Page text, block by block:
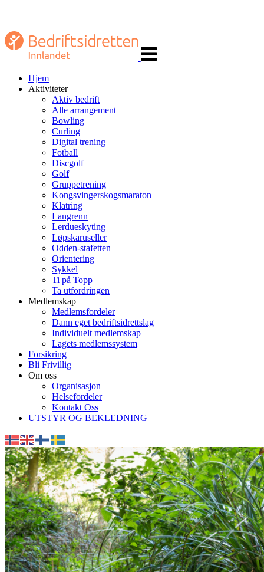
navigasjon
Hjem
Aktiviteter
Aktiv bedrift
Alle arrangement
Bowling
Curling
Digital trening
Fotball
Discgolf
Golf
Gruppetrening
Kongsvingerskogsmaraton
Klatring
Langrenn
Lerdueskyting
Løpskaruseller
Odden-stafetten
Orientering
Sykkel
Ti på Topp
Ta utfordringen
Medlemskap
Medlemsfordeler
Dann eget bedriftsidrettslag
Individuelt medlemskap
Lagets medlemssystem
Forsikring
Bli Frivillig
Om oss
Organisasjon
Helsefordeler
Kontakt Oss
UTSTYR OG BEKLEDNING